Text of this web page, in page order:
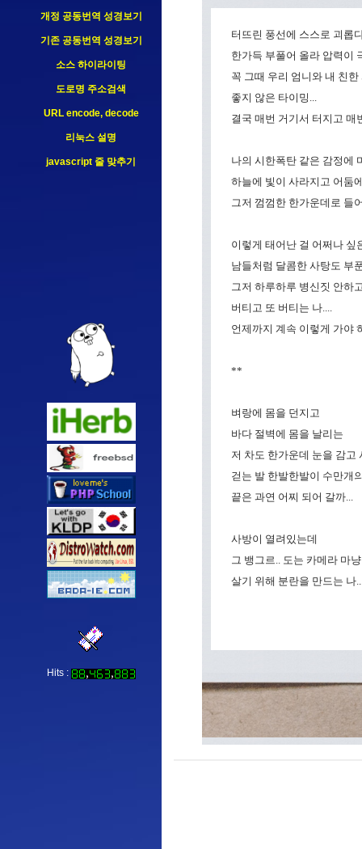
개정 공동번역 성경보기
기존 공동번역 성경보기
소스 하이라이팅
도로명 주소검색
URL encode, decode
리눅스 설명
javascript 줄 맞추기
Hits :
터뜨린 풍선에 스스로 괴롭
한가득 부풀어 올라 압력이
꼭 그때 우리 엄니와 내 친
좋지 않은 타이밍...
결국 매번 거기서 터지고 매
나의 시한폭탄 같은 감정에
하늘에 빛이 사라지고 어둠
그저 껌껌한 한가운데로 들
이렇게 태어난 걸 어쩌나 싶
남들처럼 달콤한 사탕도 부
그저 하루하루 병신짓 안하
버티고 또 버티는 나....
언제까지 계속 이렇게 가야
**
벼랑에 몸을 던지고
바다 절벽에 몸을 날리는
저 차도 한가운데 눈을 감고
걷는 발 한발한발이 수만개
끝은 과연 어찌 되어 갈까...
사방이 열려있는데
그 뱅그르.. 도는 카메라 마
살기 위해 분란을 만드는 나